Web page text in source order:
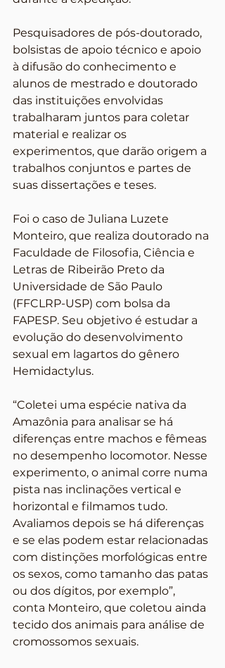
Pesquisadores de pós-doutorado,
bolsistas de apoio técnico e apoio
à difusão do conhecimento e
alunos de mestrado e doutorado
das instituições envolvidas
trabalharam juntos para coletar
material e realizar os
experimentos, que darão origem a
trabalhos conjuntos e partes de
suas dissertações e teses.
Foi o caso de Juliana Luzete
Monteiro, que realiza doutorado na
Faculdade de Filosofia, Ciência e
Letras de Ribeirão Preto da
Universidade de São Paulo
(FFCLRP-USP) com bolsa da
FAPESP. Seu objetivo é estudar a
evolução do desenvolvimento
sexual em lagartos do gênero
Hemidactylus.
“Coletei uma espécie nativa da
Amazônia para analisar se há
diferenças entre machos e fêmeas
no desempenho locomotor. Nesse
experimento, o animal corre numa
pista nas inclinações vertical e
horizontal e filmamos tudo.
Avaliamos depois se há diferenças
e se elas podem estar relacionadas
com distinções morfológicas entre
os sexos, como tamanho das patas
ou dos dígitos, por exemplo”,
conta Monteiro, que coletou ainda
tecido dos animais para análise de
cromossomos sexuais.